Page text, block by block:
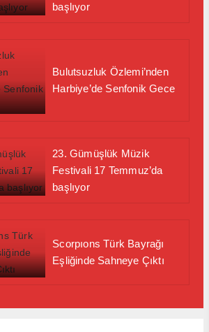
başlıyor
Bulutsuzluk Özlemi’nden
Harbiye’de Senfonik Gece
23. Gümüşlük Müzik
Festivali 17 Temmuz’da
başlıyor
Scorpıons Türk Bayrağı
Eşliğinde Sahneye Çıktı